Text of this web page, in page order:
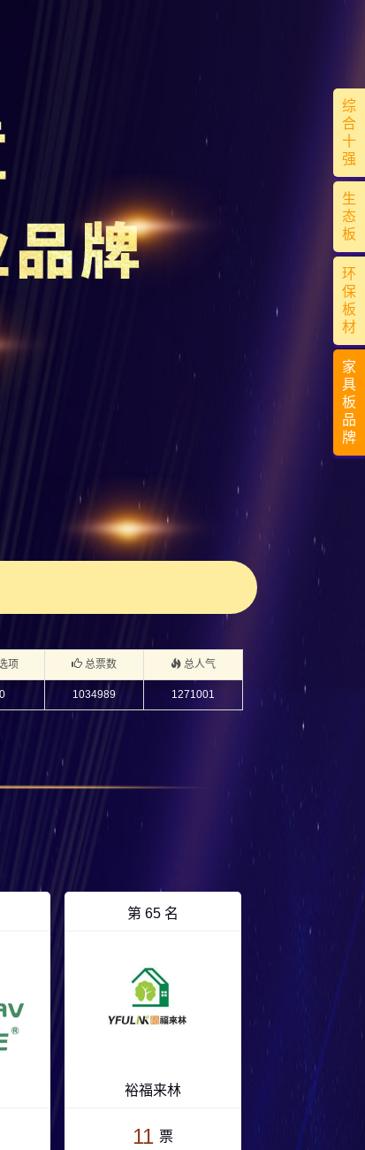
综
合
十
强
生
态
板
环
保
板
材
家
具
板
品
牌
项 总票数 总人气
1034989 1271001
第 65 名
裕福来林
11 票